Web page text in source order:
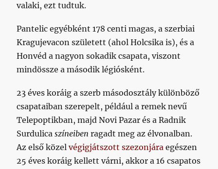
valaki, ezt tudtuk.
Pantelic egyébként 178 centi magas, a szerbiai
Kragujevacon született (ahol Holcsika is), és a
Honvéd a nagyon sokadik csapata, viszont
mindössze a második légiósként.
23 éves koráig a szerb másodosztály különböző
csapataiban szerepelt, például a remek nevű
Telepoptikban, majd Novi Pazar és a Radnik
Surdulicaszíneiben ragadt meg az élvonalban.
Az első közelvégigjátszott szezonjára egészen
25 éves koráig kellett várni, akkor a 16 csapatos